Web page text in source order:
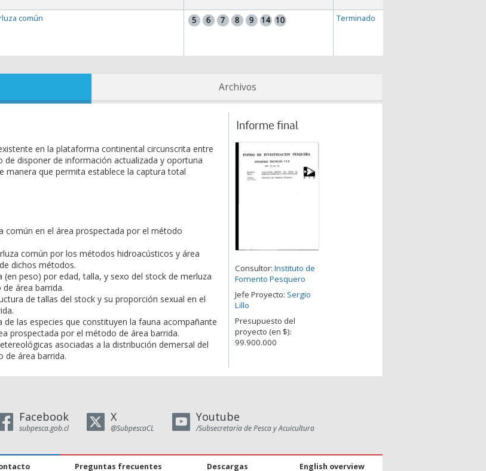
común Terminado
Archivos
en la plataforma continental circunscrita entre
de disponer de información actualizada y oportuna
manera que permita establece la captura total
común en el área prospectada por el método
común por los métodos hidroacústicos y área
dichos métodos.
peso) por edad, talla, y sexo del stock de merluza
área barrida.
de tallas del stock y su proporción sexual en el
las especies que constituyen la fauna acompañante
prospectada por el método de área barrida.
asociadas a la distribución demersal del
de área barrida.
Informe final
Consultor: Instituto de
Fomento Pesquero
Jefe Proyecto: Sergio
Lillo
Presupuesto del
proyecto (en $):
99.900.000
Facebook
subpesca.gob.cl
X
@SubpescaCL
Youtube
/Subsecretaría de Pesca y Acuicultura
Preguntas frecuentes Descargas English overview